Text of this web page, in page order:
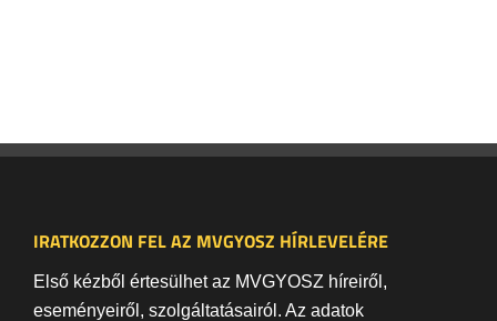
IRATKOZZON FEL AZ MVGYOSZ HÍRLEVELÉRE
Első kézből értesülhet az MVGYOSZ híreiről,
eseményeiről, szolgáltatásairól. Az adatok